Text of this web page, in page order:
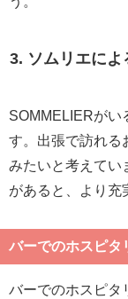
3. ソムリエに
SOMMELIERがい
す。出張で訪れる
みたいと考えてい
があると、より充
バーでのホスピタ
バーでのホスピタ